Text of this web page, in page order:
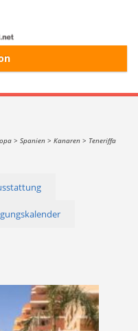
> Spanien > Kanaren > Teneriffa